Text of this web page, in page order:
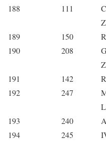
188
111
189
150
190
208
191
142
192
247
193
240
194
245